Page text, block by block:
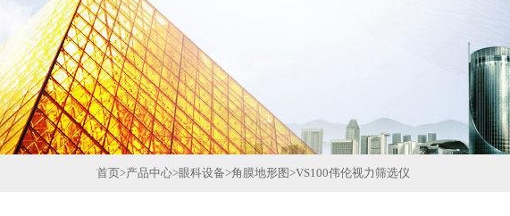
首页>产品中心>眼科设备>角膜地形图>VS100伟伦视力筛选仪